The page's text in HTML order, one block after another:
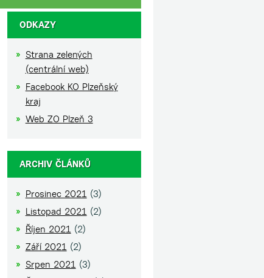
ODKAZY
Strana zelených
(centrální web)
Facebook KO Plzeňský
kraj
Web ZO Plzeň 3
ARCHIV ČLÁNKŮ
Prosinec 2021 (3)
Listopad 2021 (2)
Říjen 2021 (2)
Září 2021 (2)
Srpen 2021 (3)